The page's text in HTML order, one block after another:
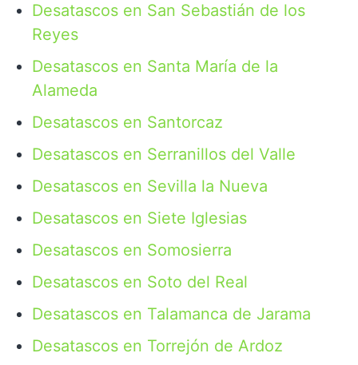
Desatascos en San Sebastián de los
Reyes
Desatascos en Santa María de la
Alameda
Desatascos en Santorcaz
Desatascos en Serranillos del Valle
Desatascos en Sevilla la Nueva
Desatascos en Siete Iglesias
Desatascos en Somosierra
Desatascos en Soto del Real
Desatascos en Talamanca de Jarama
Desatascos en Torrejón de Ardoz